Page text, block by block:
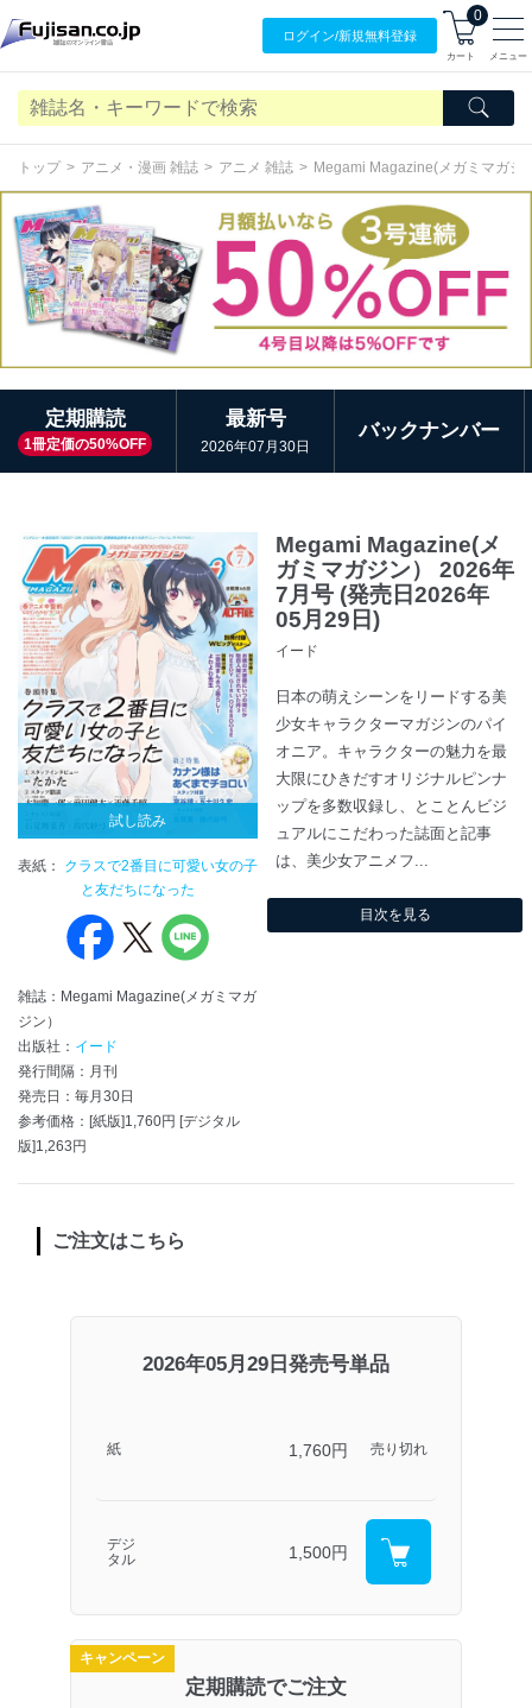
ログイン/新規無料登録
0
カート メニュー
トップ アニメ・漫画 雑誌 アニメ 雑誌 Megami Magazine(メガミマガジ
定期購読
1冊定価の50%OFF
最新号
2026年07月30日
バックナンバー
試し読み
表紙： クラスで2番目に可愛い女の子
と友だちになった
雑誌：Megami Magazine(メガミマガ
ジン）
出版社： イード
発行間隔：月刊
発売日：毎月30日
参考価格：[紙版]1,760円 [デジタル
版]1,263円
Megami Magazine(メ
ガミマガジン） 2026年
7月号 (発売日2026年
05月29日)
イード
日本の萌えシーンをリードする美
少女キャラクターマガジンのパイ
オニア。キャラクターの魅力を最
大限にひきだすオリジナルピンナ
ップを多数収録し、とことんビジ
ュアルにこだわった誌面と記事
は、美少女アニメフ...
目次を見る
ご注文はこちら
2026年05月29日発売号単品
紙 1,760円 売り切れ
デジ
タル
1,500円
キャンペーン
定期購読でご注文